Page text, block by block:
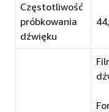
Częstotliwość
próbkowania
dźwięku